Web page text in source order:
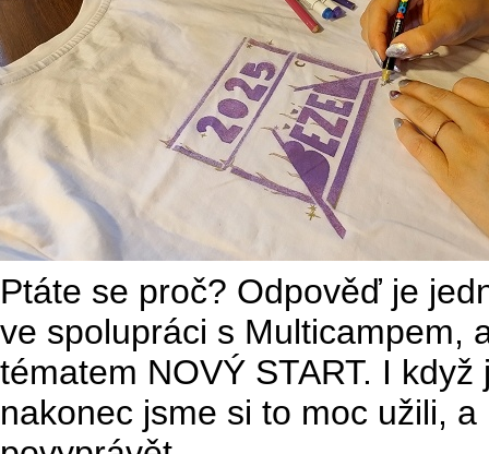
Ptáte se proč? Odpověď je
ve spolupráci s Multicampem,
tématem NOVÝ START. I
nakonec jsme si to moc užili,